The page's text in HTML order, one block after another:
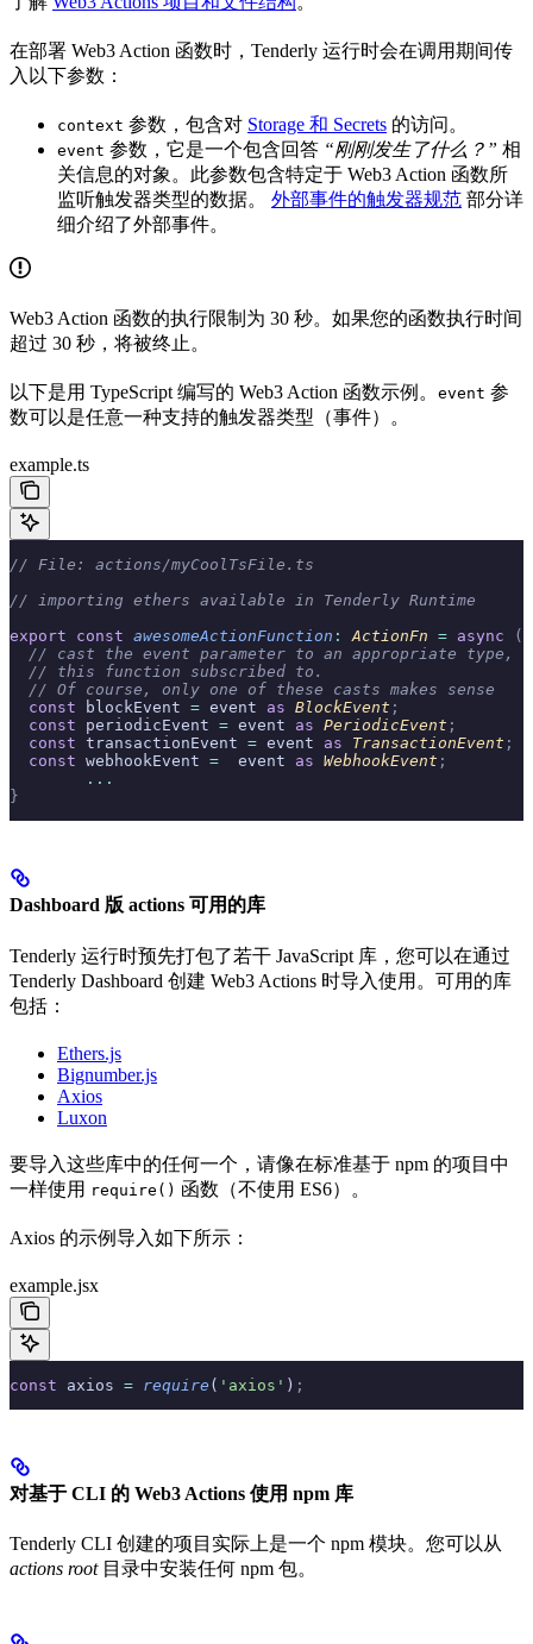
在部署 Web3 Action 函数时，Tenderly 运行时会在调用期间传
入以下参数：
context 参数，包含对 Storage 和 Secrets 的访问。
event 参数，它是一个包含回答 “刚刚发生了什么？” 相
关信息的对象。此参数包含特定于 Web3 Action 函数所
监听触发器类型的数据。 外部事件的触发器规范 部分详
细介绍了外部事件。
Web3 Action 函数的执行限制为 30 秒。如果您的函数执行时间
超过 30 秒，将被终止。
以下是用 TypeScript 编写的 Web3 Action 函数示例。 event 参
数可以是任意一种支持的触发器类型（事件）。
example.ts
// File: actions/myCoolTsFile.ts
// importing ethers available in Tenderly Runtime
export const awesomeActionFunction : ActionFn = async (
// cast the event parameter to an appropriate type,
  // this function subscribed to.
  // Of course, only one of these casts makes sense
  const
blockEvent = event as BlockEvent ;
  const
periodicEvent = event as PeriodicEvent ;
  const
transactionEvent = event as TransactionEvent ;
  const
webhookEvent =
  event
as WebhookEvent ;
	...
}
Dashboard 版 actions 可用的库
Tenderly 运行时预先打包了若干 JavaScript 库，您可以在通过
Tenderly Dashboard 创建 Web3 Actions 时导入使用。可用的库
包括：
Ethers.js
Bignumber.js
Axios
Luxon
要导入这些库中的任何一个，请像在标准基于 npm 的项目中
一样使用 require() 函数（不使用 ES6）。
Axios 的示例导入如下所示：
example.jsx
const axios = require ( 'axios' ) ;
对基于 CLI 的 Web3 Actions 使用 npm 库
Tenderly CLI 创建的项目实际上是一个 npm 模块。您可以从
actions root目录中安装任何 npm 包。